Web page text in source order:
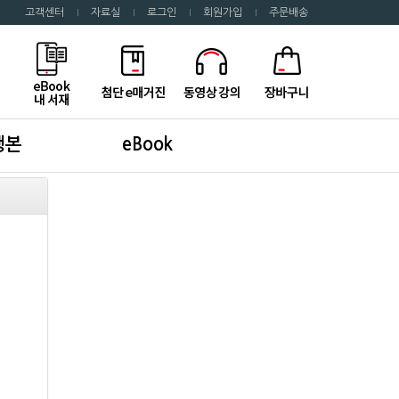
고객센터 자료실 로그인 회원가입 주문배송
본 eBook